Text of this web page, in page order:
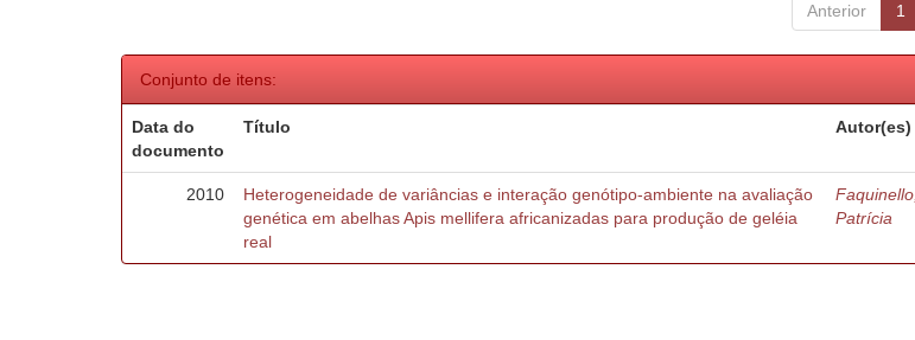
Anterior 1
Conjunto de itens:
Data do
documento
Título Autor(es)
2010
Heterogeneidade de variâncias e interação genótipo-ambiente na avaliação
genética em abelhas Apis mellifera africanizadas para produção de geléia
real
Faquinello,
Patrícia